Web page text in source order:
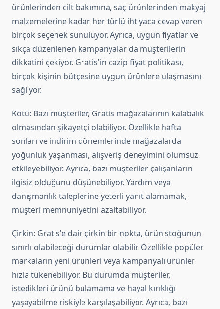
ürünlerinden cilt bakımına, saç ürünlerinden makyaj
malzemelerine kadar her türlü ihtiyaca cevap veren
birçok seçenek sunuluyor. Ayrıca, uygun fiyatlar ve
sıkça düzenlenen kampanyalar da müşterilerin
dikkatini çekiyor. Gratis'in cazip fiyat politikası,
birçok kişinin bütçesine uygun ürünlere ulaşmasını
sağlıyor.
Kötü: Bazı müşteriler, Gratis mağazalarının kalabalık
olmasından şikayetçi olabiliyor. Özellikle hafta
sonları ve indirim dönemlerinde mağazalarda
yoğunluk yaşanması, alışveriş deneyimini olumsuz
etkileyebiliyor. Ayrıca, bazı müşteriler çalışanların
ilgisiz olduğunu düşünebiliyor. Yardım veya
danışmanlık taleplerine yeterli yanıt alamamak,
müşteri memnuniyetini azaltabiliyor.
Çirkin: Gratis'e dair çirkin bir nokta, ürün stoğunun
sınırlı olabileceği durumlar olabilir. Özellikle popüler
markaların yeni ürünleri veya kampanyalı ürünler
hızla tükenebiliyor. Bu durumda müşteriler,
istedikleri ürünü bulamama ve hayal kırıklığı
yaşayabilme riskiyle karşılaşabiliyor. Ayrıca, bazı